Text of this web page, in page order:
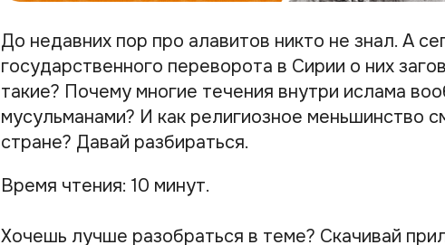
До недавних пор про алавитов никто не знал. А
государственного переворота в Сирии о них
такие? Почему многие течения внутри ислама
мусульманами? И как религиозное меньшинство
стране? Давай разбираться.
Время чтения: 10 минут.
Хочешь лучше разобраться в теме? Скачивай